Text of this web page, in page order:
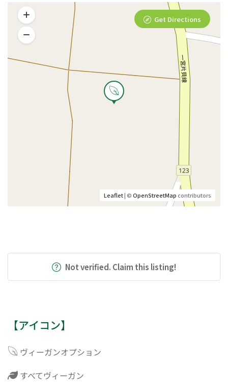
Leaflet| ©OpenStreetMapcontributors
Get Directions
Not verified. Claim this listing!
【アイコン】
ヴィーガンオプション
すべてヴィーガン